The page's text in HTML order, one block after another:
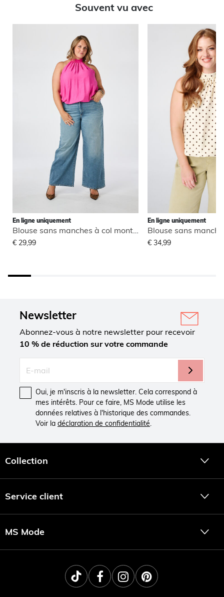
Souvent vu avec
En ligne uniquement
Blouse sans manches à col montant
€ 29,99
En ligne uniquement
€ 34,99
Newsletter
Abonnez-vous à notre newsletter pour recevoir
10 % de réduction sur votre commande
Oui, je m'inscris à la newsletter. Cela correspond à
mes intérêts. Pour ce faire, MS Mode utilise les
données relatives à l'historique des commandes.
Voir la déclaration de confidentialité.
Collection
Service client
MS Mode